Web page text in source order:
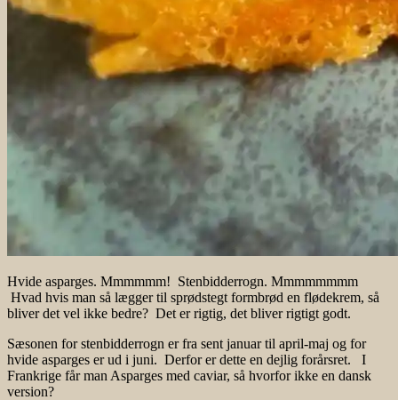
Hvide asparges. Mmmmmm! Stenbidderrogn. Mmmmmmmm
Hvad hvis man så lægger til sprødstegt formbrød en flødekrem, så
bliver det vel ikke bedre? Det er rigtig, det bliver rigtigt godt.
Sæsonen for stenbidderrogn er fra sent januar til april-maj og for
hvide asparges er ud i juni. Derfor er dette en dejlig forårsret. I
Frankrige får man Asparges med caviar, så hvorfor ikke en dansk
version?